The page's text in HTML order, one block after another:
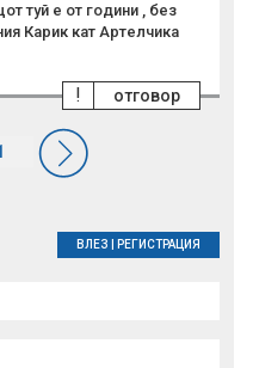
туй е от години , без
Карик кат Артелчика
отговор
!
ВЛЕЗ РЕГИСТРАЦИЯ